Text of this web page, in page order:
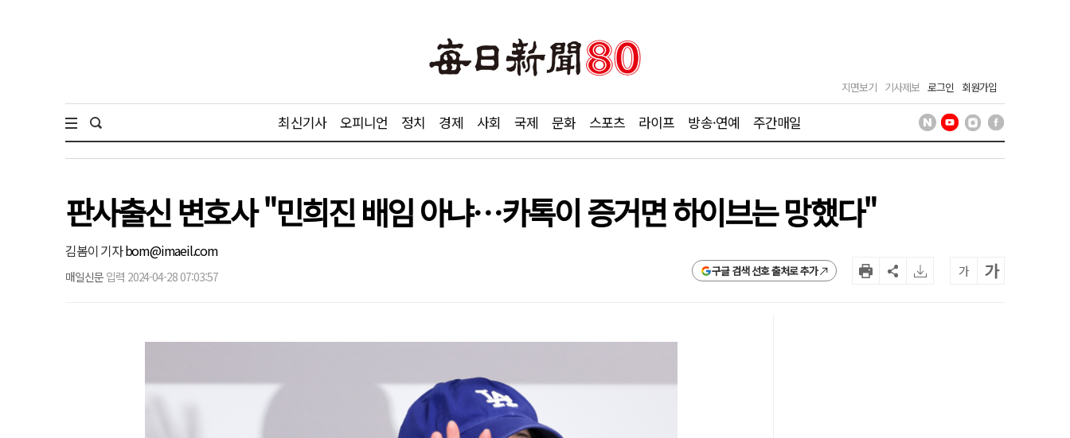
지면보기 기사제보 로그인 회원가입
최신기사 오피니언 정치 경제 사회 국제 문화 스포츠 라이프 방송·연예 주간매일
판사출신 변호사 "민희진 배임 아냐…카톡이 증거면 하이브는 망했다"
김봄이 기자bom@imaeil.com
매일신문 입력 2024-04-28 07:03:57 구글 검색 선호 출처로 추가 가 가